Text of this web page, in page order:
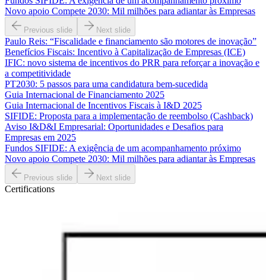
Novo apoio Compete 2030: Mil milhões para adiantar às Empresas
Previous slide Next slide
Paulo Reis: “Fiscalidade e financiamento são motores de inovação”
Benefícios Fiscais: Incentivo à Capitalização de Empresas (ICE)
IFIC: novo sistema de incentivos do PRR para reforçar a inovação e
a competitividade
PT2030: 5 passos para uma candidatura bem-sucedida
Guia Internacional de Financiamento 2025
Guia Internacional de Incentivos Fiscais à I&D 2025
SIFIDE: Proposta para a implementação de reembolso (Cashback)
Aviso I&D&I Empresarial: Oportunidades e Desafios para
Empresas em 2025
Fundos SIFIDE: A exigência de um acompanhamento próximo
Novo apoio Compete 2030: Mil milhões para adiantar às Empresas
Previous slide Next slide
Certifications